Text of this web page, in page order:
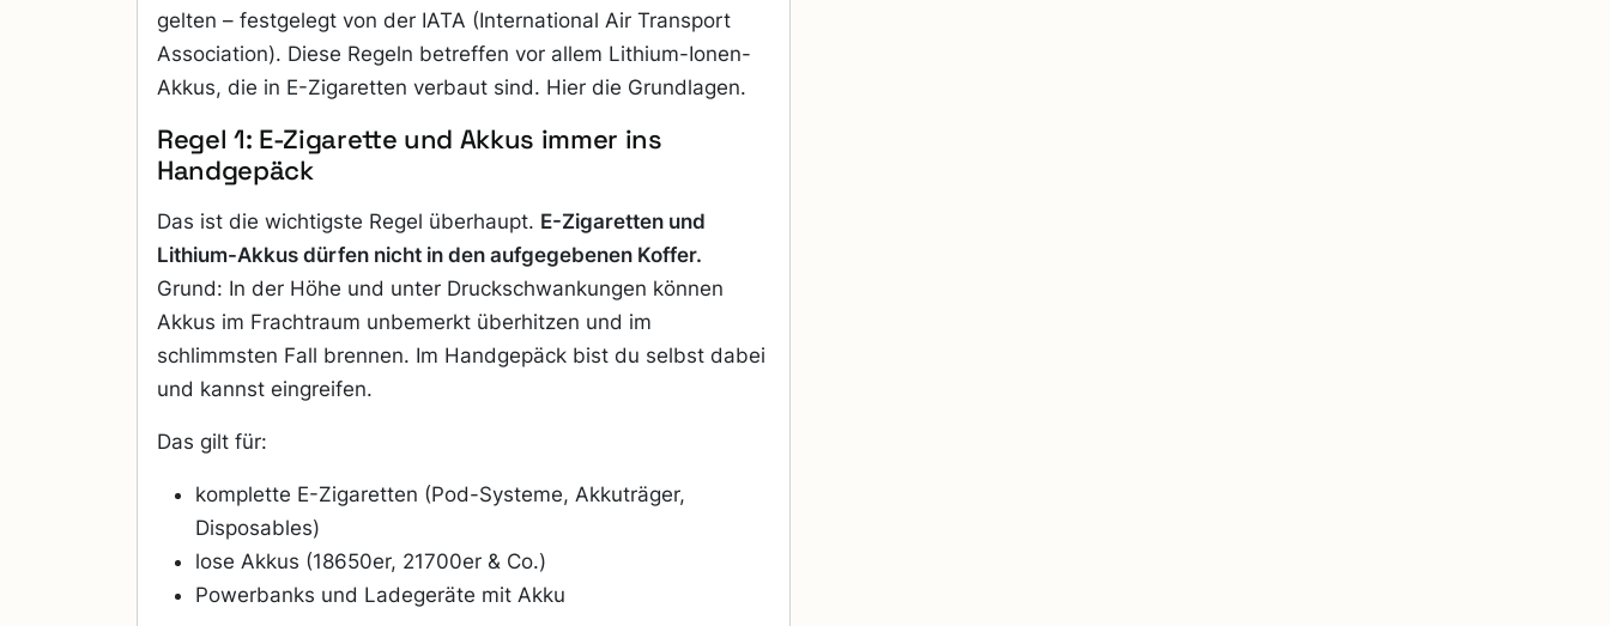
gelten – festgelegt von der IATA (International Air Transport
Association). Diese Regeln betreffen vor allem Lithium-Ionen-
Akkus, die in E-Zigaretten verbaut sind. Hier die Grundlagen.
Regel 1: E-Zigarette und Akkus immer ins
Handgepäck
Das ist die wichtigste Regel überhaupt. E-Zigaretten und
Lithium-Akkus dürfen nicht in den aufgegebenen Koffer.
Grund: In der Höhe und unter Druckschwankungen können
Akkus im Frachtraum unbemerkt überhitzen und im
schlimmsten Fall brennen. Im Handgepäck bist du selbst dabei
und kannst eingreifen.
Das gilt für:
komplette E-Zigaretten (Pod-Systeme, Akkuträger,
Disposables)
lose Akkus (18650er, 21700er & Co.)
Powerbanks und Ladegeräte mit Akku